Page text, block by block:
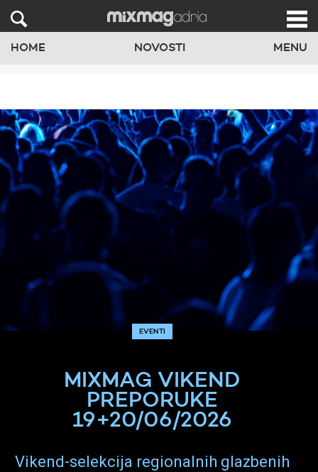
HOME NOVOSTI MENU
EVENTI
MIXMAG VIKEND
PREPORUKE
19+20/06/2026
Vikend-selekcija regionalnih glazbenih